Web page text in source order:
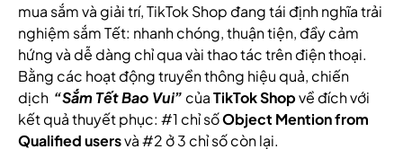
mua sắm và giải trí, TikTok Shop đang tái định nghĩa trải
nghiệm sắm Tết: nhanh chóng, thuận tiện, đầy cảm
hứng và dễ dàng chỉ qua vài thao tác trên điện thoại.
Bằng các hoạt động truyền thông hiệu quả, chiến
dịch “Sắm Tết Bao Vui” củaTikTok Shopvề đích với
kết quả thuyết phục: #1 chỉ sốObject Mention from
Qualified usersvà #2 ở 3 chỉ số còn lại.